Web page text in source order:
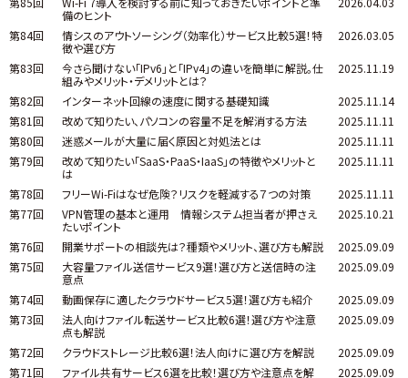
備のヒント
第84回
情シスのアウトソーシング（効率化）サービス比較5選！特
徴や選び方
2026.03.05
第83回
今さら聞けない「IPv6」と「IPv4」の違いを簡単に解説。仕
組みやメリット・デメリットとは？
2025.11.19
第82回 インターネット回線の速度に関する基礎知識
2025.11.14
第81回
改めて知りたい、パソコンの容量不足を解消する方法
2025.11.11
第80回
迷惑メールが大量に届く原因と対処法とは
2025.11.11
第79回
改めて知りたい「SaaS・PaaS・IaaS」の特徴やメリットと
は
2025.11.11
第78回 フリーWi-Fiはなぜ危険？リスクを軽減する７つの対策
2025.11.11
第77回
VPN管理の基本と運用 情報システム担当者が押さえ
たいポイント
2025.10.21
第76回 開業サポートの相談先は？種類やメリット、選び方も解説
2025.09.09
第75回
大容量ファイル送信サービス9選！選び方と送信時の注
意点
2025.09.09
第74回 動画保存に適したクラウドサービス5選！選び方も紹介
2025.09.09
第73回
法人向けファイル転送サービス比較6選！選び方や注意
点も解説
2025.09.09
第72回 クラウドストレージ比較6選！法人向けに選び方を解説
2025.09.09
第71回
ファイル共有サービス6選を比較！選び方や注意点を解
2025.09.09